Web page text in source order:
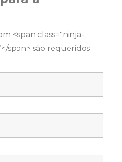
<span class="ninja-
span> são requeridos